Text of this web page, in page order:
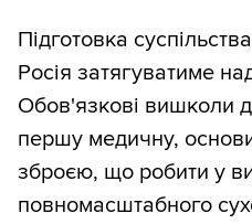
Підготовка
Росія затягуватиме
Обов'язкові вишколи
першу медичну,
зброєю, що робити у
повномасштабного